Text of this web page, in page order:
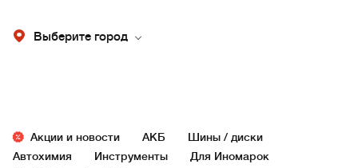
Выберите город
Акции и новости АКБ
Шины / диски
Автохимия
Инструменты
Для Иномарок